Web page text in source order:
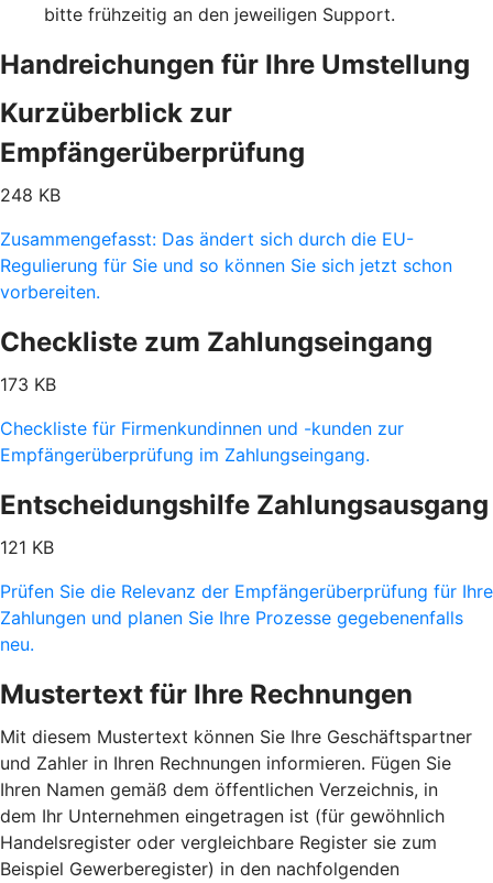
bitte frühzeitig an den jeweiligen Support.
Handreichungen für Ihre Umstellung
Kurzüberblick zur
Empfängerüberprüfung
248 KB
Zusammengefasst: Das ändert sich durch die EU-
Regulierung für Sie und so können Sie sich jetzt schon
vorbereiten.
Checkliste zum Zahlungseingang
173 KB
Checkliste für Firmenkundinnen und -kunden zur
Empfängerüberprüfung im Zahlungseingang.
Entscheidungshilfe Zahlungsausgang
121 KB
Prüfen Sie die Relevanz der Empfängerüberprüfung für Ihre
Zahlungen und planen Sie Ihre Prozesse gegebenenfalls
neu.
Mustertext für Ihre Rechnungen
Mit diesem Mustertext können Sie Ihre Geschäftspartner
und Zahler in Ihren Rechnungen informieren. Fügen Sie
Ihren Namen gemäß dem öffentlichen Verzeichnis, in
dem Ihr Unternehmen eingetragen ist (für gewöhnlich
Handelsregister oder vergleichbare Register sie zum
Beispiel Gewerberegister) in den nachfolgenden